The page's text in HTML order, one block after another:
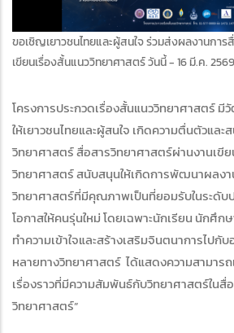
ขอเชิญเยาวชนไทยและผู้สนใจ ร่วมส่งผลงานกา
เขียนเรื่องสั้นแนววิทยาศาสตร์ วันนี้ - 16 มี.ค. 2569
โครงการประกวดเรื่องสั้นแนววิทยาศาสตร์ มี
ให้เยาวชนไทยและผู้สนใจ เกิดความตื่นตัวและ
วิทยาศาสตร์ สื่อสารวิทยาศาสตร์ผ่านงานเขี
วิทยาศาสตร์ สนับสนุนให้เกิดการพัฒนาผลงา
วิทยาศาสตร์ที่มีคุณภาพเป็นที่ยอมรับในระดับป
โอกาสให้คนรุ่นใหม่ โดยเฉพาะนักเรียน นักศึก
ทำความเข้าใจและสร้างเสริมจินตนาการไปกั
หลายทางวิทยาศาสตร์ ได้แสดงความสามาร
เรื่องราวที่มีความสัมพันธ์กับวิทยาศาสตร์ในสื่
วิทยาศาสตร์”